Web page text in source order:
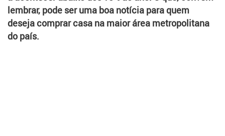
lembrar, pode ser uma boa notícia para quem
deseja comprar casa na maior área metropolitana
do país.